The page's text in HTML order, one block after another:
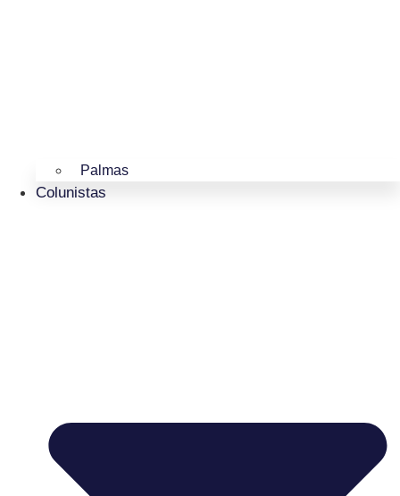
Palmas
Colunistas